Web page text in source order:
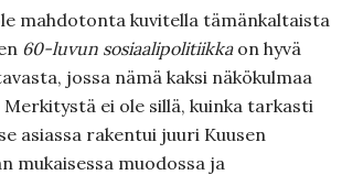
mahdotonta kuvitella tämänkaltaista
60-luvun sosiaalipolitiikkaon hyvä
jossa nämä kaksi näkökulmaa
ei ole sillä, kuinka tarkasti
asiassa rakentui juuri Kuusen
mukaisessa muodossa ja